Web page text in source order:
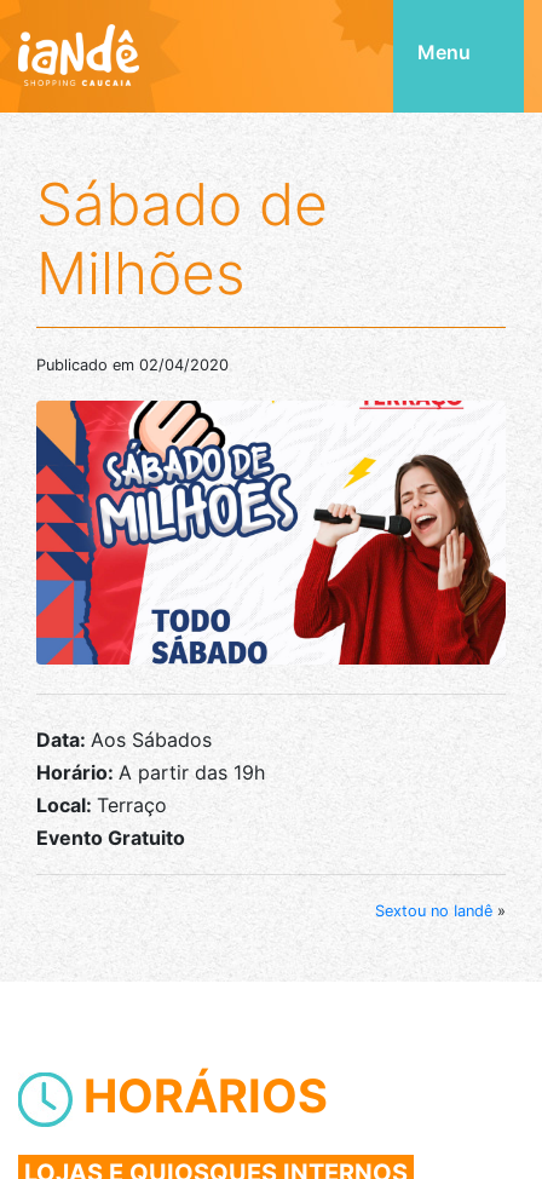
Menu
Sábado de
Milhões
Publicado em 02/04/2020
Data: Aos Sábados
Horário: A partir das 19h
Local: Terraço
Evento Gratuito
Sextou no Iandê »
HORÁRIOS